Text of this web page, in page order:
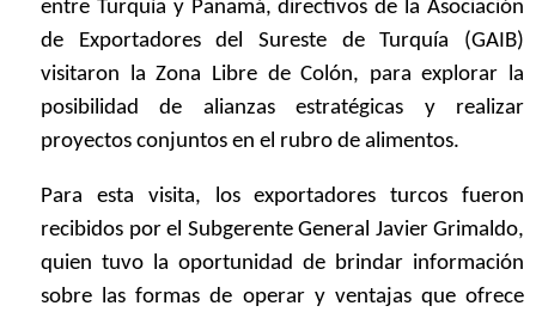
entre Turquía y Panamá, directivos de la Asociación
de Exportadores del Sureste de Turquía (GAIB)
visitaron la Zona Libre de Colón, para explorar la
posibilidad de alianzas estratégicas y realizar
proyectos conjuntos en el rubro de alimentos.
Para esta visita, los exportadores turcos fueron
recibidos por el Subgerente General Javier Grimaldo,
quien tuvo la oportunidad de brindar información
sobre las formas de operar y ventajas que ofrece